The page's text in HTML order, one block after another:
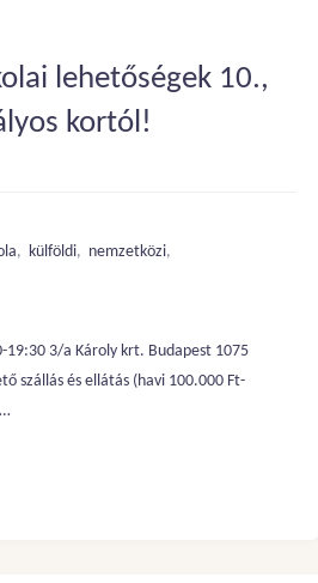
lehetőségek 10.,
kortól!
, külföldi, nemzetközi,
3/a Károly krt. Budapest 1075
szállás és ellátás (havi 100.000 Ft-